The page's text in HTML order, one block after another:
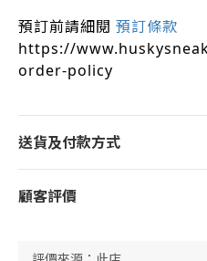
預訂前請細閱 預訂條款
https://
order-policy
送貨及付款方式
顧客評價